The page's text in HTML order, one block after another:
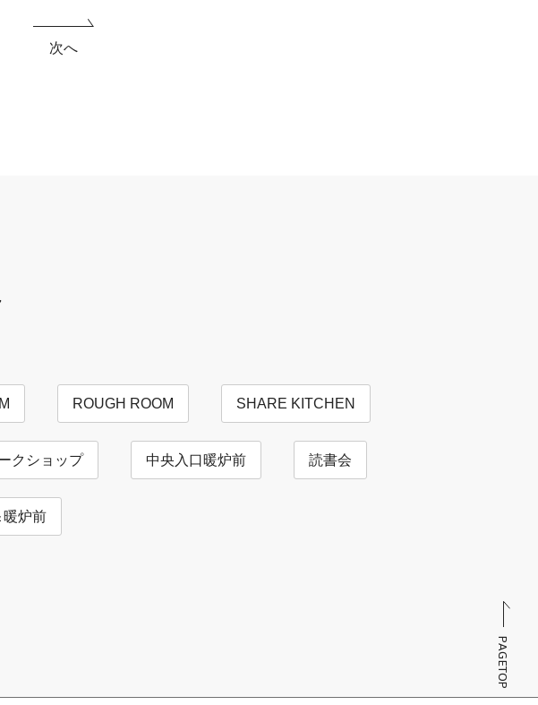
次へ
ROUGH ROOM SHARE KITCHEN
クショップ 中央入口暖炉前 読書会
暖炉前
PAGETOP